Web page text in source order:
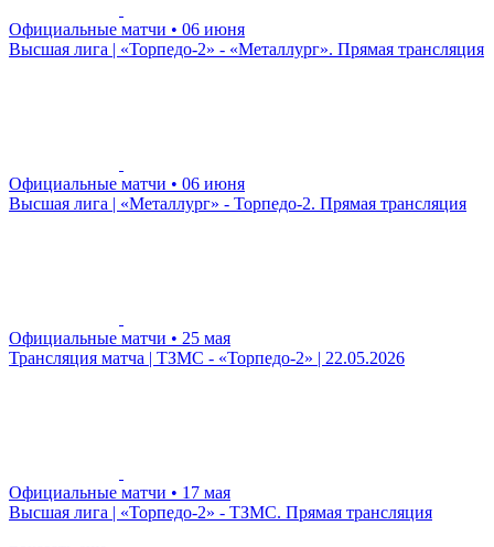
Официальные матчи • 06 июня
Высшая лига | «Торпедо-2» - «Металлург». Прямая трансляция
Официальные матчи • 06 июня
Высшая лига | «Металлург» - Торпедо-2. Прямая трансляция
Официальные матчи • 25 мая
Трансляция матча | ТЗМС - «Торпедо-2» | 22.05.2026
Официальные матчи • 17 мая
Высшая лига | «Торпедо-2» - ТЗМС. Прямая трансляция